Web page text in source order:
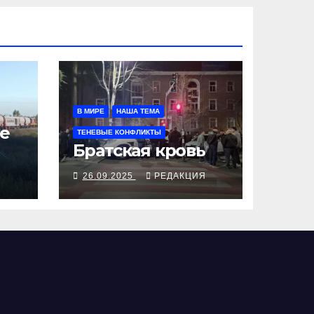
В МИРЕ НАША ТЕМА
ТЕНЕВЫЕ КОНФЛИКТЫ
Братская кровь
26.09.2025 РЕДАКЦИЯ